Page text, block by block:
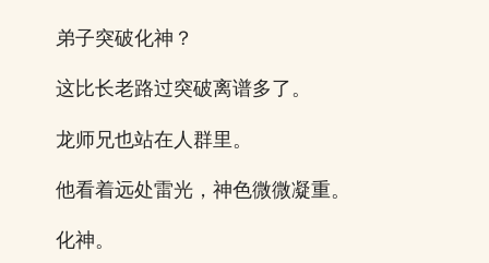
弟子突破化神？
这比长老路过突破离谱多了。
龙师兄也站在人群里。
他看着远处雷光，神色微微凝重。
化神。